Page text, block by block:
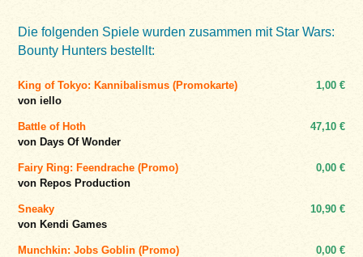
Die folgenden Spiele wurden zusammen mit Star Wars:
Bounty Hunters bestellt:
King of Tokyo: Kannibalismus (Promokarte)
von iello
1,00 €
Battle of Hoth
von Days Of Wonder
47,10 €
Fairy Ring: Feendrache (Promo)
von Repos Production
0,00 €
Sneaky
von Kendi Games
10,90 €
Munchkin: Jobs Goblin (Promo)
0,00 €